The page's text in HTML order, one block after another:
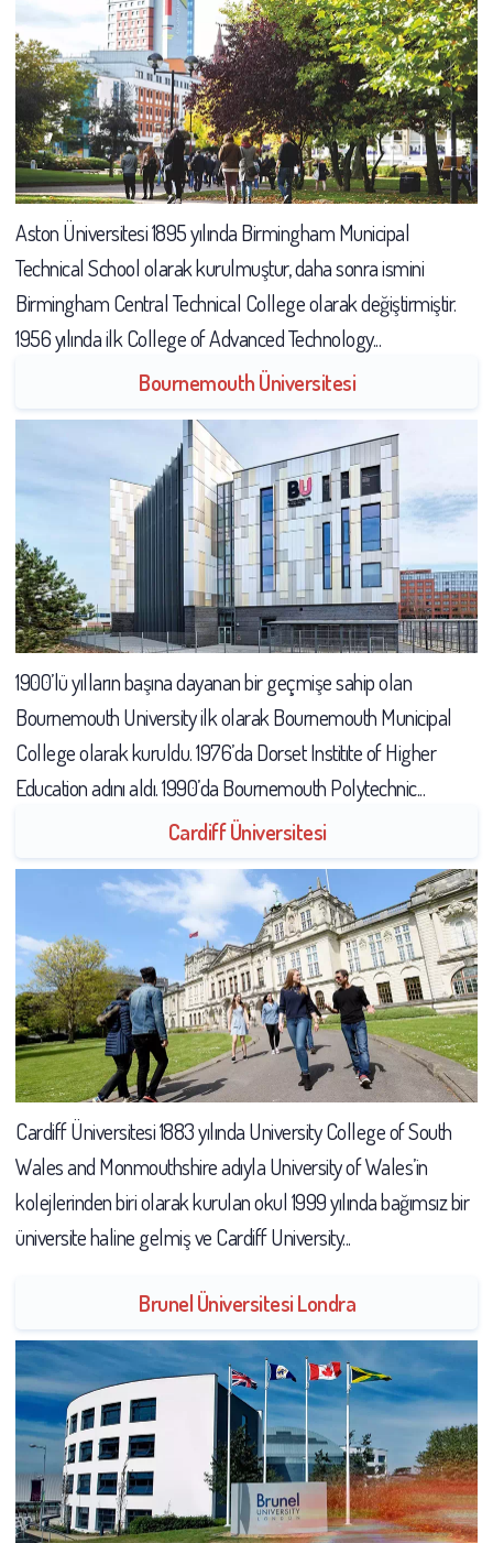
Aston Üniversitesi 1895 yılında Birmingham Municipal
Technical School olarak kurulmuştur, daha sonra ismini
Birmingham Central Technical College olarak değiştirmiştir.
1956 yılında ilk College of Advanced Technology...
Bournemouth Üniversitesi
1900’lü yılların başına dayanan bir geçmişe sahip olan
Bournemouth University ilk olarak Bournemouth Municipal
College olarak kuruldu. 1976’da Dorset Institıte of Higher
Education adını aldı. 1990’da Bournemouth Polytechnic...
Cardiff Üniversitesi
Cardiff Üniversitesi 1883 yılında University College of South
Wales and Monmouthshire adıyla University of Wales’in
kolejlerinden biri olarak kurulan okul 1999 yılında bağımsız bir
üniversite haline gelmiş ve Cardiff University...
Brunel Üniversitesi Londra